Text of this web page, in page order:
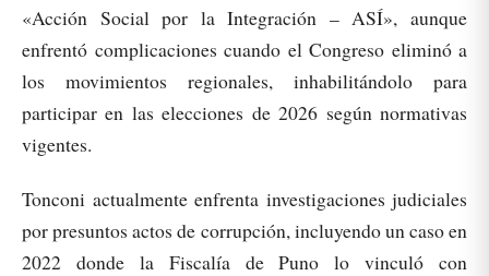
«Acción Social por la Integración – ASÍ», aunque
enfrentó complicaciones cuando el Congreso eliminó a
los movimientos regionales, inhabilitándolo para
participar en las elecciones de 2026 según normativas
vigentes.
Tonconi actualmente enfrenta investigaciones judiciales
por presuntos actos de corrupción, incluyendo un caso en
2022 donde la Fiscalía de Puno lo vinculó con